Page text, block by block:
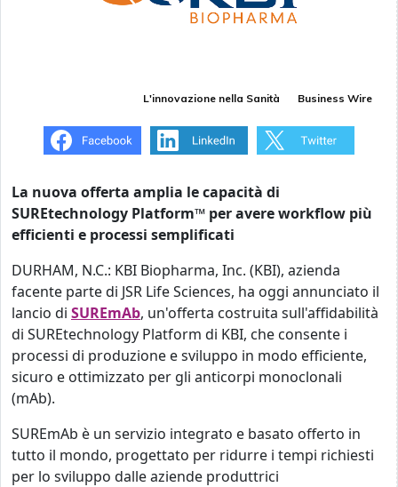
L'innovazione nella Sanità Business Wire
La nuova offerta amplia le capacità di
SUREtechnology Platform™ per avere workflow più
efficienti e processi semplificati
DURHAM, N.C.: KBI Biopharma, Inc. (KBI), azienda
facente parte di JSR Life Sciences, ha oggi annunciato il
lancio di SUREmAb, un'offerta costruita sull'affidabilità
di SUREtechnology Platform di KBI, che consente i
processi di produzione e sviluppo in modo efficiente,
sicuro e ottimizzato per gli anticorpi monoclonali
(mAb).
SUREmAb è un servizio integrato e basato offerto in
tutto il mondo, progettato per ridurre i tempi richiesti
per lo sviluppo dalle aziende produttrici